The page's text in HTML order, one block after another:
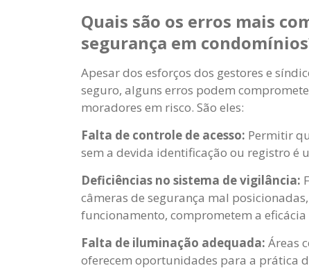
Quais são os erros mais
segurança em
Apesar dos esforços dos gestores e
seguro, alguns erros podem
moradores em risco. São eles:
Falta de controle de acesso: Permitir
sem a devida identificação ou registro é
Deficiências no sistema de vigilância:
câmeras de segurança mal
funcionamento, comprometem a
Falta de iluminação adequada: Áreas
oferecem oportunidades para a prática